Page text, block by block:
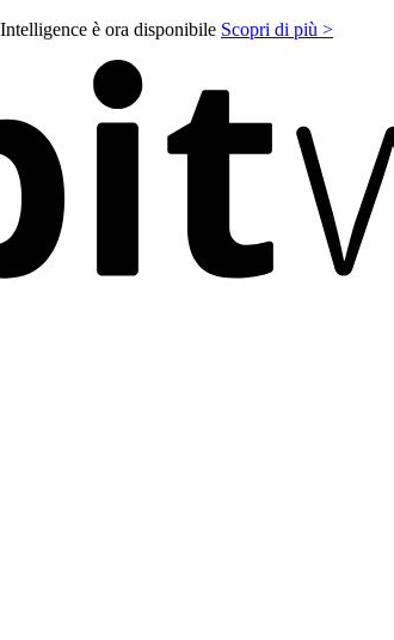
è ora disponibile Scopri di più >